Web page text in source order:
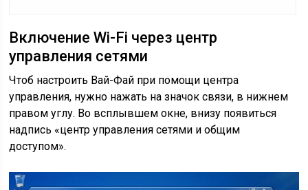
Включение Wi-Fi через центр
управления сетями
Чтоб настроить Вай-Фай при помощи центра
управления, нужно нажать на значок связи, в нижнем
правом углу. Во всплывшем окне, внизу появиться
надпись «центр управления сетями и общим
доступом».